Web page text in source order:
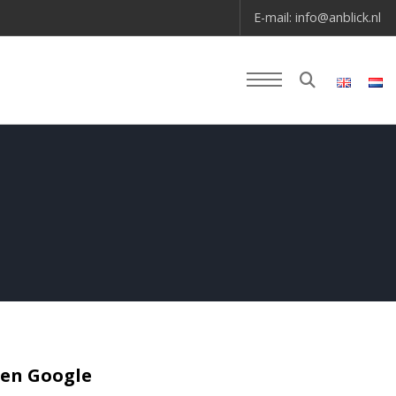
E-mail: info@anblick.nl
Google